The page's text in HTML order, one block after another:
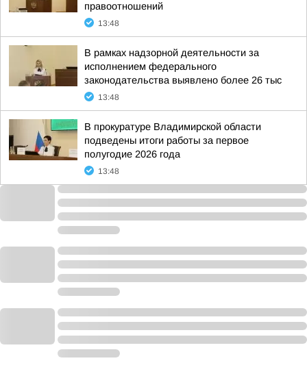
правоотношений
13:48
В рамках надзорной деятельности за
исполнением федерального
законодательства выявлено более 26 тыс
13:48
В прокуратуре Владимирской области
подведены итоги работы за первое
полугодие 2026 года
13:48